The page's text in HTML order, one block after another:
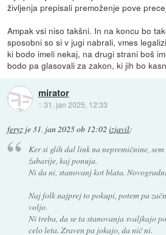
življenja prepisali premoženje pove
Ampak vsi niso takšni. In na koncu bo
sposobni so si v jugi nabrali, vmes
ki bodo imeli nekaj, na drugi strani boš
bodo pa glasovali za zakon, ki jih bo
mirator
::31. jan 2025, 12:33
feryz je31. jan 2025 ob 12:02 izjavil:
Ker si glih dal link na nepremičnine,
žabarije, kaj ponuja.
Ni da ni, stanovanj kot blata.
Naj folk najprej to pokupi, potem pa
voljo.
Ni treba, da se ta stanovanja svaljkajo
celo leta. Zraven pa jokajo, da nič ni.